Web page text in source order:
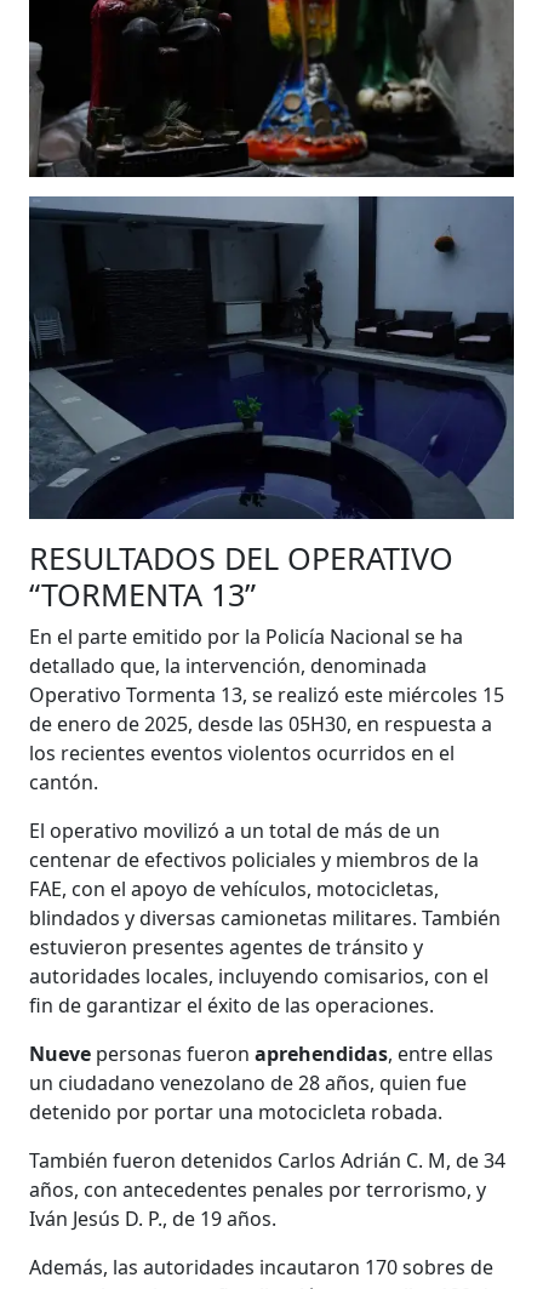
RESULTADOS DEL OPERATIVO
“TORMENTA 13”
En el parte emitido por la Policía Nacional se ha
detallado que, la intervención, denominada
Operativo Tormenta 13, se realizó este miércoles 15
de enero de 2025, desde las 05H30, en respuesta a
los recientes eventos violentos ocurridos en el
cantón.
El operativo movilizó a un total de más de un
centenar de efectivos policiales y miembros de la
FAE, con el apoyo de vehículos, motocicletas,
blindados y diversas camionetas militares. También
estuvieron presentes agentes de tránsito y
autoridades locales, incluyendo comisarios, con el
fin de garantizar el éxito de las operaciones.
Nueve personas fueronaprehendidas, entre ellas
un ciudadano venezolano de 28 años, quien fue
detenido por portar una motocicleta robada.
También fueron detenidos Carlos Adrián C. M, de 34
años, con antecedentes penales por terrorismo, y
Iván Jesús D. P., de 19 años.
Además, las autoridades incautaron 170 sobres de